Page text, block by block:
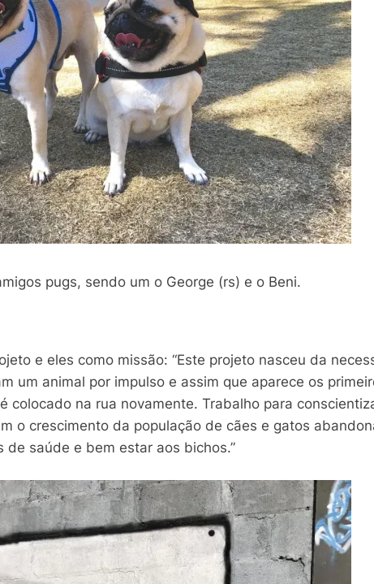
pugs, sendo um o George (rs) e o Beni.
e eles como missão: “Este projeto nasceu da
um animal por impulso e assim que aparece os
colocado na rua novamente. Trabalho para
o crescimento da população de cães e gatos
saúde e bem estar aos bichos.”